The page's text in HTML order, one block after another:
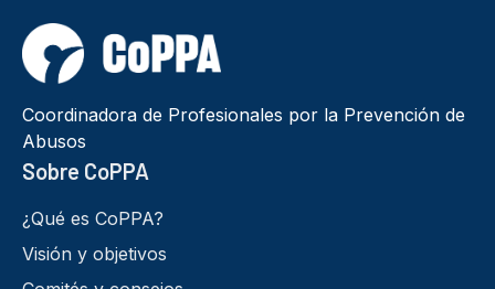
Coordinadora de Profesionales por la Prevención de
Abusos
Sobre CoPPA
¿Qué es CoPPA?
Visión y objetivos